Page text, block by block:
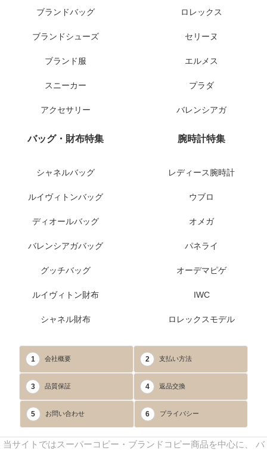
ブランドバッグ
ブランドシューズ
ブランド服
スニーカー
アクセサリー
ロレックス
セリーヌ
エルメス
プラダ
バレンシアガ
バッグ・財布特集
シャネルバッグ
ルイヴィトンバッグ
ディオールバッグ
バレンシアガバッグ
グッチバッグ
ルイヴィトン財布
シャネル財布
腕時計特集
レディース腕時計
ウブロ
オメガ
パネライ
オーデマピゲ
IWC
ロレックスモデル
1 会社概要 2 支払い方法
3 品質保証 4 返品交換
5 お問い合わせ 6 プライバシー
当サイトではスーパーコピー・ブランドコピー商品を中心に、 バ